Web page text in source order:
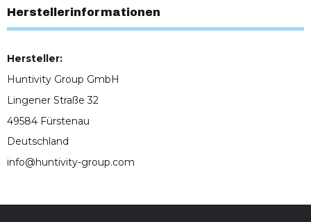
Herstellerinformationen
Hersteller:
Huntivity Group GmbH
Lingener Straße 32
49584 Fürstenau
Deutschland
info@huntivity-group.com